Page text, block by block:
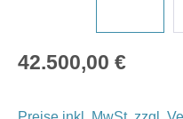
Regulärer Preis:
42.500,00 €